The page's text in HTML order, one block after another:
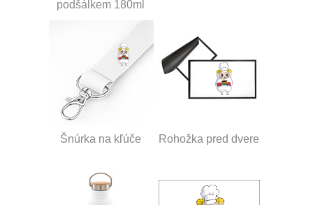
podšálkem 180ml
Šnúrka na kľúče Rohožka pred dvere